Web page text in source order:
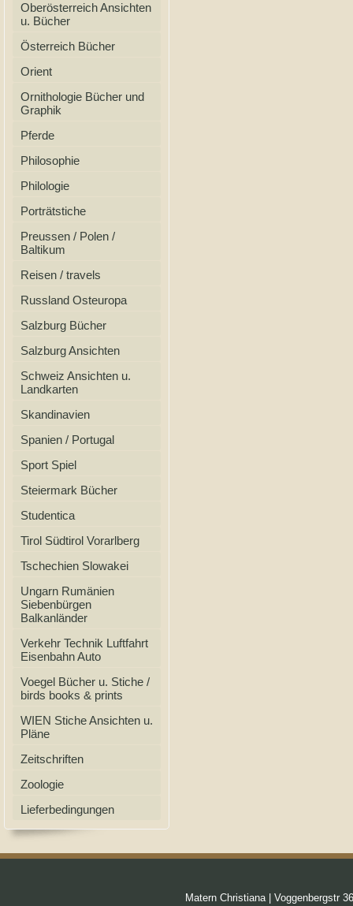
Oberösterreich Ansichten
u. Bücher
Österreich Bücher
Orient
Ornithologie Bücher und
Graphik
Pferde
Philosophie
Philologie
Porträtstiche
Preussen / Polen /
Baltikum
Reisen / travels
Russland Osteuropa
Salzburg Bücher
Salzburg Ansichten
Schweiz Ansichten u.
Landkarten
Skandinavien
Spanien / Portugal
Sport Spiel
Steiermark Bücher
Studentica
Tirol Südtirol Vorarlberg
Tschechien Slowakei
Ungarn Rumänien
Siebenbürgen
Balkanländer
Verkehr Technik Luftfahrt
Eisenbahn Auto
Voegel Bücher u. Stiche /
birds books & prints
WIEN Stiche Ansichten u.
Pläne
Zeitschriften
Zoologie
Lieferbedingungen
Matern Christiana| Voggenbergstr 36